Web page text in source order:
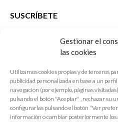
Gestionar el
las cookies
Utilizamos cookies propias y de terceros
publicidad personalizada en base a un
navegación (por ejemplo, páginas
pulsando el botón "Aceptar" , rechazar su
configurarlas pulsando el botón “Ver
información o cambiar posteriormente los
SUSCRÍBETE
que desarrolla el Colegio de
E-mail *
Acepto lostérminos y condiciones de